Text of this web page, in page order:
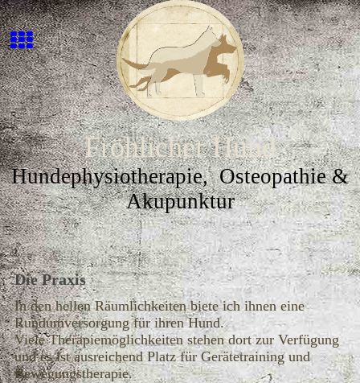
Fröhlicher Hund
Hundephysiotherapie, Osteopathie &
Akupunktur
Die Praxis
In den hellen Räumlichkeiten biete ich ihnen eine
Rundumversorgung für ihren Hund.
Viele Therapiemöglichkeiten stehen dort zur Verfügung
und es ist ausreichend Platz für Gerätetraining und
Bewegungstherapie.